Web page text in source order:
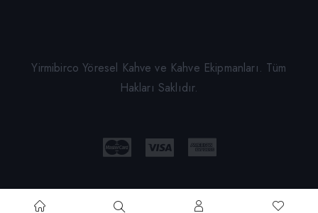
Yirmibirco Yöresel Kahve ve Kahve Ekipmanları. Tüm
Hakları Saklıdır.